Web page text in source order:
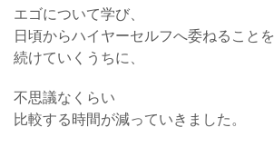
エゴについて学び、
日頃からハイヤーセルフへ委ねることを
続けていくうちに、
不思議なくらい
比較する時間が減っていきました。